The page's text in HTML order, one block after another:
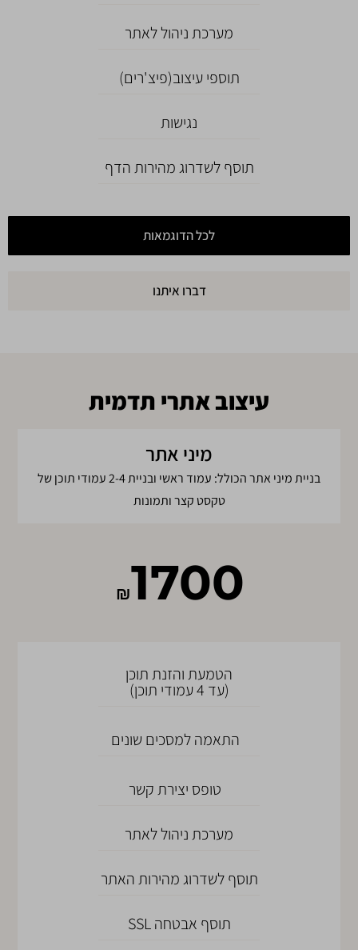
מערכת ניהול לאתר
תוספי עיצוב(פיצ'רים)
נגישות
תוסף לשדרוג מהירות הדף
לכל הדוגמאות
דברו איתנו
עיצוב אתרי תדמית
מיני אתר
בניית מיני אתר הכולל: עמוד ראשי ובניית 2-4 עמודי תוכן של
טקסט קצר ותמונות
₪1700
הטמעת והזנת תוכן
(עד 4 עמודי תוכן)
התאמה למסכים שונים
טופס יצירת קשר
מערכת ניהול לאתר
תוסף לשדרוג מהירות האתר
תוסף אבטחה SSL